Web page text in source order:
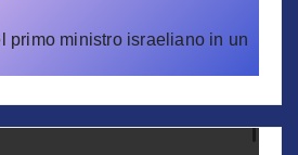
primo ministro israeliano in un